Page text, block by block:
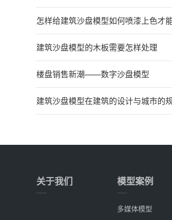
怎样给建筑沙盘模型如何喷漆上色才能效果更
建筑沙盘模型的木板需要怎样处理
楼盘销售新潮——数字沙盘模型
建筑沙盘模型在建筑的设计与城市的规划方
关于我们 模型案例
多媒体模型